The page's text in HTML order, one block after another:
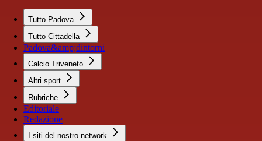
Tutto Padova
Tutto Cittadella
Padova&amp;dintorni
Calcio Triveneto
Altri sport
Rubriche
Editoriale
Redazione
I siti del nostro network